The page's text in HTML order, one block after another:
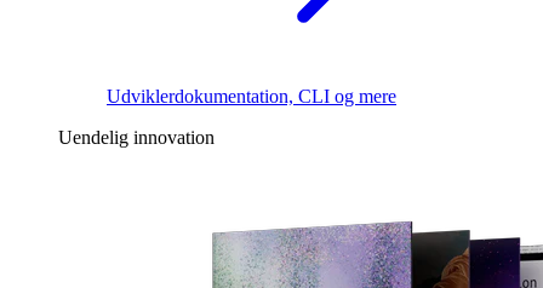
Udviklerdokumentation, CLI og mere
Uendelig innovation